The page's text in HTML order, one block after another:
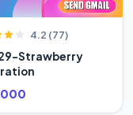
4.2 (77)
Strawberry